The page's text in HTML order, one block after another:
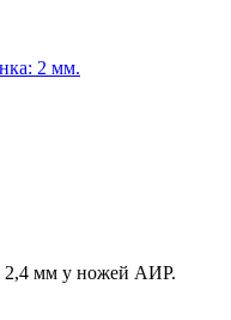
2 мм.
2,4 мм у ножей АИР.